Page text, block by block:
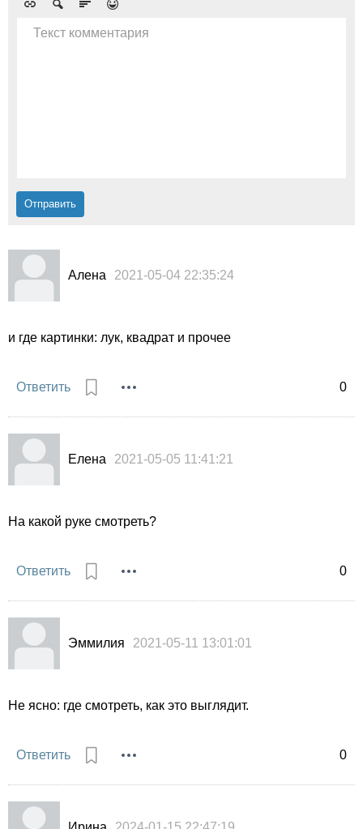
Текст комментария
Алена 2021-05-04 22:35:24
0
и где картинки: лук, квадрат и прочее
Ответить
Елена 2021-05-05 11:41:21
0
На какой руке смотреть?
Ответить
Эммилия 2021-05-11 13:01:01
0
Не ясно: где смотреть, как это выглядит.
Ответить